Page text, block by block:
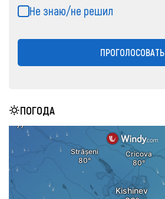
Не знаю/не решил
ПРОГОЛОСОВАТЬ
ПОГОДА